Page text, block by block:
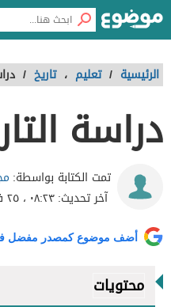
الرئيسية / تعليم ، تاريخ /
دراسة
تمت الكتابة بواسطة:
آخر تحديث:٠٨:٢٣ ، ٢٥ فبراير ٢٠١٦
أضف موضوع كمصدر مفضل
محتويات